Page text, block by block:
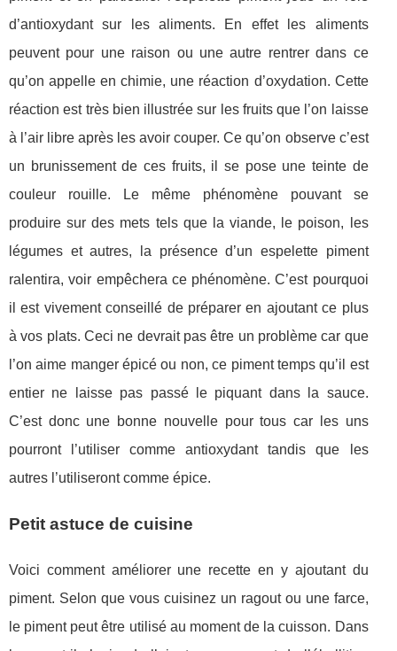
d’antioxydant sur les aliments. En effet les aliments
peuvent pour une raison ou une autre rentrer dans ce
qu’on appelle en chimie, une réaction d’oxydation. Cette
réaction est très bien illustrée sur les fruits que l’on laisse
à l’air libre après les avoir couper. Ce qu’on observe c’est
un brunissement de ces fruits, il se pose une teinte de
couleur rouille. Le même phénomène pouvant se
produire sur des mets tels que la viande, le poison, les
légumes et autres, la présence d’un espelette piment
ralentira, voir empêchera ce phénomène. C’est pourquoi
il est vivement conseillé de préparer en ajoutant ce plus
à vos plats. Ceci ne devrait pas être un problème car que
l’on aime manger épicé ou non, ce piment temps qu’il est
entier ne laisse pas passé le piquant dans la sauce.
C’est donc une bonne nouvelle pour tous car les uns
pourront l’utiliser comme antioxydant tandis que les
autres l’utiliseront comme épice.
Petit astuce de cuisine
Voici comment améliorer une recette en y ajoutant du
piment. Selon que vous cuisinez un ragout ou une farce,
le piment peut être utilisé au moment de la cuisson. Dans